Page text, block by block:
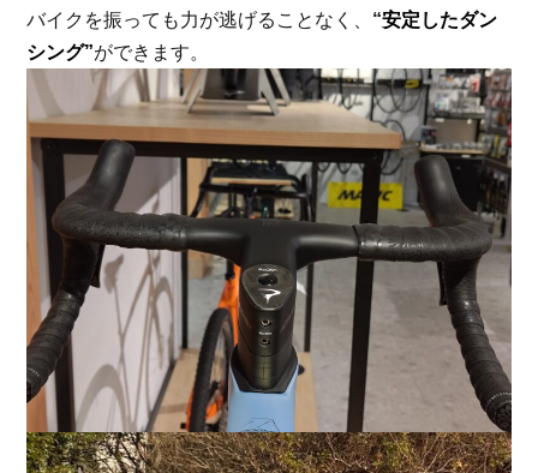
バイクを振っても力が逃げることなく、 “安定したダン
シング”ができます。